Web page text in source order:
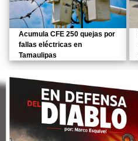
Acumula CFE 250 quejas por
fallas eléctricas en
Tamaulipas